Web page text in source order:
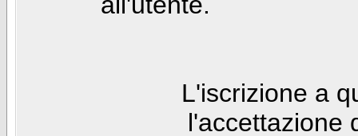
L'iscrizione a
l'accettazione